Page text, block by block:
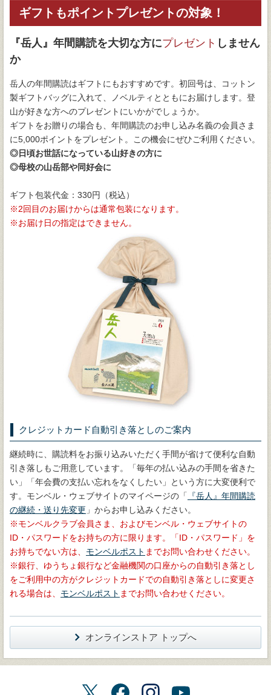
ギフトもポイントプレゼントの対象！
『岳人』年間購読を大切な方にプレゼント しません
か
岳人の年間購読はギフトにもおすすめです。初回号は、コットン
製ギフトバッグに入れて、ノベルティとともにお届けします。登
山が好きな方へのプレゼントにいかがでしょうか。
ギフトをお贈りの場合も、年間購読のお申し込み名義の会員さま
に5,000ポイントをプレゼント。この機会にぜひご利用ください。
◎日頃お世話になっている山好きの方に
◎母校の山岳部や同好会に
ギフト包装代金：330円（税込）
2回目のお届けからは通常包装になります。
お届け日の指定はできません。
クレジットカード自動引き落としのご案内
継続時に、購読料をお振り込みいただく手間が省けて便利な自動
引き落しもご用意しています。「毎年の払い込みの手間を省きた
い」「年会費の支払い忘れをなくしたい」という方に大変便利で
す。モンベル・ウェブサイトのマイページの「
『岳人』年間購読
の継続・送り先変更 」からお申し込みください。
モンベルクラブ会員さま、およびモンベル・ウェブサイトの
ID・パスワードをお持ちの方に限ります。「ID・パスワード」を
お持ちでない方は、 モンベルポスト までお問い合わせください。
銀行、ゆうちょ銀行など金融機関の口座からの自動引き落とし
をご利用中の方がクレジットカードでの自動引き落としに変更さ
れる場合は、 モンベルポスト までお問い合わせください。
オンラインストア トップへ